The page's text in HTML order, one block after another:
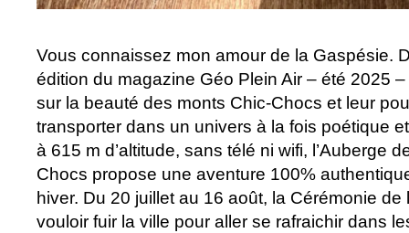
Vous connaissez mon amour de la Gaspésie.
édition du magazine Géo Plein Air – été 2025
sur la beauté des monts Chic-Chocs et leur
transporter dans un univers à la fois poétique
à 615 m d’altitude, sans télé ni wifi, l’Auberge
Chocs propose une aventure 100%
hiver. Du 20 juillet au 16 août, la Cérémonie de
vouloir fuir la ville pour aller se rafraichir dans